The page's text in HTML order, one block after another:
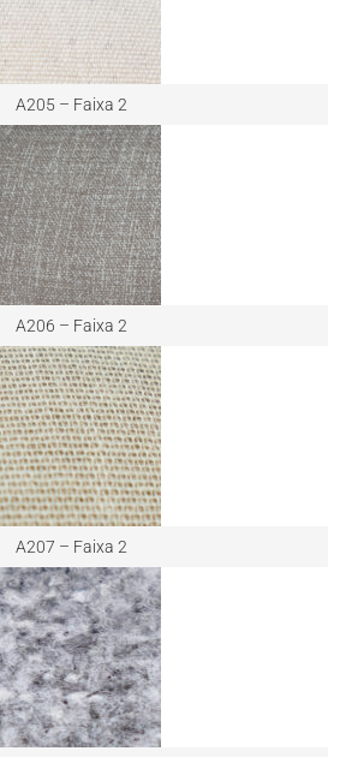
A205 – Faixa 2
A206 – Faixa 2
A207 – Faixa 2